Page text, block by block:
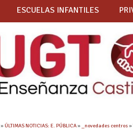
ESCUELAS INFANTILES
»ÚLTIMAS NOTICIAS: E. PÚBLICA» _novedades centros»